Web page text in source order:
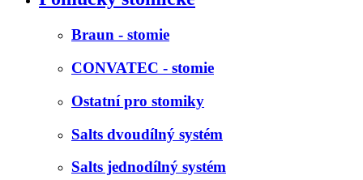
Braun - stomie
CONVATEC - stomie
Ostatní pro stomiky
Salts dvoudílný systém
Salts jednodílný systém